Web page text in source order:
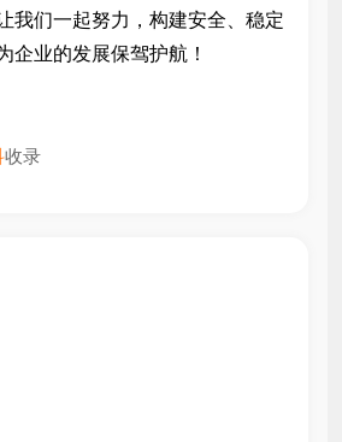
我们一起努力，构建安全、稳定
企业的发展保驾护航！
收录